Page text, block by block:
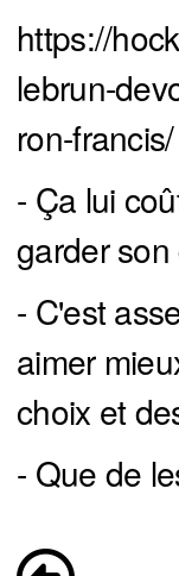
https://
lebrun-
ron-francis/
- Ça lui
garder
- C'est
aimer
choix et
- Que de